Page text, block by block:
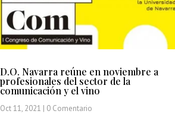
D.O. Navarra reúne en noviembre a
profesionales del sector de la
comunicación y el vino
Oct 11, 2021 | 0 Comentario